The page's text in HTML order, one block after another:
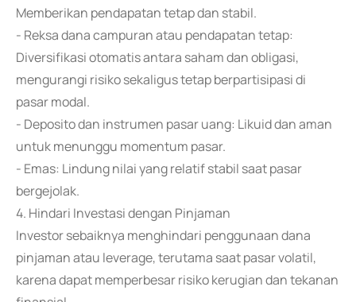
Memberikan pendapatan tetap dan stabil.
- Reksa dana campuran atau pendapatan tetap:
Diversifikasi otomatis antara saham dan obligasi,
mengurangi risiko sekaligus tetap berpartisipasi di
pasar modal.
- Deposito dan instrumen pasar uang: Likuid dan aman
untuk menunggu momentum pasar.
- Emas: Lindung nilai yang relatif stabil saat pasar
bergejolak.
4. Hindari Investasi dengan Pinjaman
Investor sebaiknya menghindari penggunaan dana
pinjaman atau leverage, terutama saat pasar volatil,
karena dapat memperbesar risiko kerugian dan tekanan